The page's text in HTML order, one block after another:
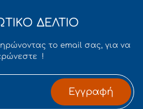
ΔΕΛΤΙΟ
το email σας, για να
!
Εγγραφή